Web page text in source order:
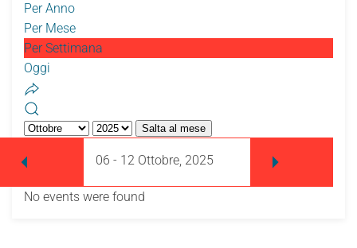
Per Anno
Per Mese
Per Settimana
Oggi
Salta al mese
06 - 12 Ottobre, 2025
No events were found